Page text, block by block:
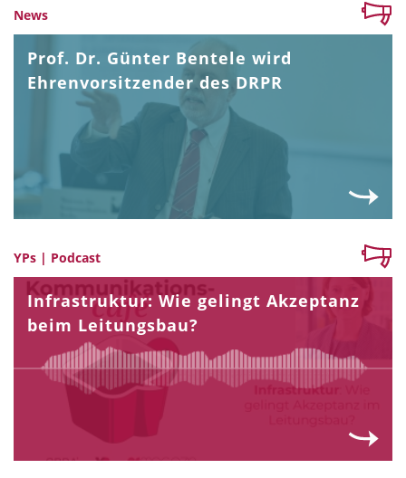
News
Prof. Dr. Günter Bentele wird
Ehrenvorsitzender des DRPR
YPs | Podcast
Infrastruktur: Wie gelingt Akzeptanz
beim Leitungsbau?